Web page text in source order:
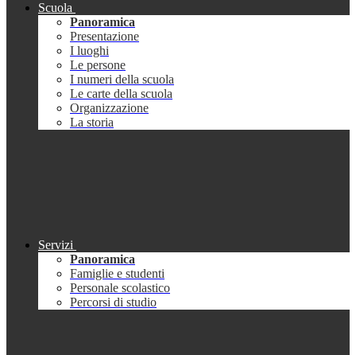
Scuola
Panoramica
Presentazione
I luoghi
Le persone
I numeri della scuola
Le carte della scuola
Organizzazione
La storia
Servizi
Panoramica
Famiglie e studenti
Personale scolastico
Percorsi di studio